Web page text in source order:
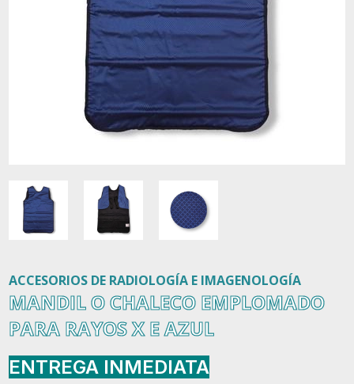
ACCESORIOS DE RADIOLOGÍA E IMAGENOLOGÍA
MANDIL O CHALECO EMPLOMADO
PARA RAYOS X E AZUL
ENTREGA INMEDIATA